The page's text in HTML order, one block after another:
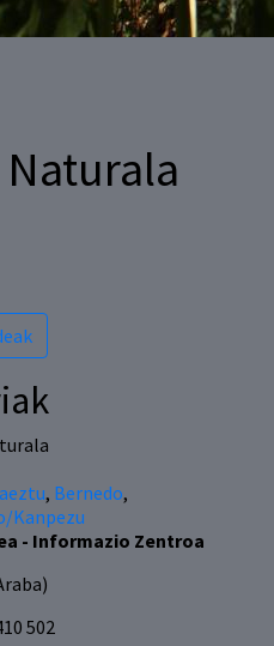
, Bernedo,
Kanpezu
- Informazio Zentroa
502